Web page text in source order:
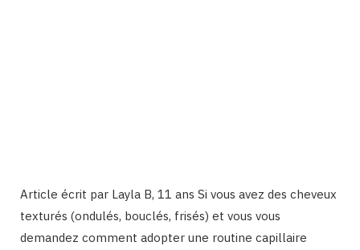
Article écrit par Layla B, 11 ans Si vous avez des cheveux
texturés (ondulés, bouclés, frisés) et vous vous
demandez comment adopter une routine capillaire